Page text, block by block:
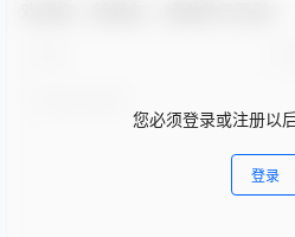
您必须登录或注册以
登录